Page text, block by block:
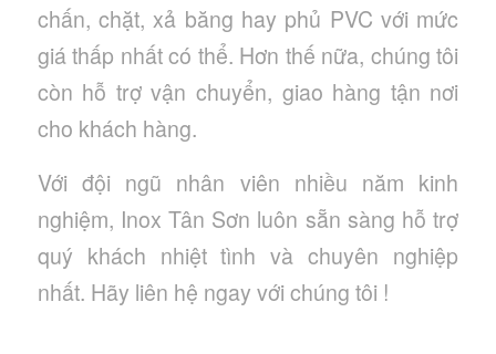
chấn, chặt, xả băng hay phủ PVC với mức
giá thấp nhất có thể. Hơn thế nữa, chúng tôi
còn hỗ trợ vận chuyển, giao hàng tận nơi
cho khách hàng.
Với đội ngũ nhân viên nhiều năm kinh
nghiệm, Inox Tân Sơn luôn sẵn sàng hỗ trợ
quý khách nhiệt tình và chuyên nghiệp
nhất. Hãy liên hệ ngay với chúng tôi !